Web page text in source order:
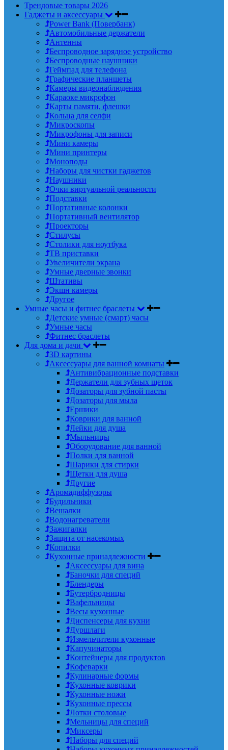
Трендовые товары 2026
Гаджеты и аксессуары
Power Bank (Повербанк)
Автомобильные держатели
Антенны
Беспроводное зарядное устройство
Беспроводные наушники
Геймпад для телефона
Графические планшеты
Камеры видеонаблюдения
Караоке микрофон
Карты памяти, флешки
Кольца для селфи
Микроскопы
Микрофоны для записи
Мини камеры
Мини принтеры
Моноподы
Наборы для чистки гаджетов
Наушники
Очки виртуальной реальности
Подставки
Портативные колонки
Портативный вентилятор
Проекторы
Стилусы
Столики для ноутбука
ТВ приставки
Увеличители экрана
Умные дверные звонки
Штативы
Экшн камеры
Другое
Умные часы и фитнес браслеты
Детские умные (смарт) часы
Умные часы
Фитнес браслеты
Для дома и дачи
3D картины
Аксессуары для ванной комнаты
Антивибрационные подставки
Держатели для зубных щеток
Дозаторы для зубной пасты
Дозаторы для мыла
Ершики
Коврики для ванной
Лейки для душа
Мыльницы
Оборудование для ванной
Полки для ванной
Шарики для стирки
Щетки для душа
Другие
Аромадиффузоры
Будильники
Вешалки
Водонагреватели
Зажигалки
Защита от насекомых
Копилки
Кухонные принадлежности
Аксессуары для вина
Баночки для специй
Блендеры
Бутербродницы
Вафельницы
Весы кухонные
Диспенсеры для кухни
Дуршлаги
Измельчители кухонные
Капучинаторы
Контейнеры для продуктов
Кофеварки
Кулинарные формы
Кухонные коврики
Кухонные ножи
Кухонные прессы
Лотки столовые
Мельницы для специй
Миксеры
Наборы для специй